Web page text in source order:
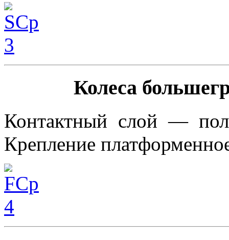
Колеса
Контактный слой —
Крепление